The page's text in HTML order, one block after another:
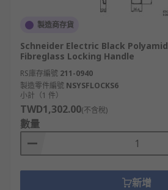
製造商存貨
Schneider Electric Black
Fibreglass Locking Handle
RS庫存編號 211-0940
製造零件編號 NSYSFLOCKS6
小計（1 件）
TWD1,302.00(不含稅)
數量
新增